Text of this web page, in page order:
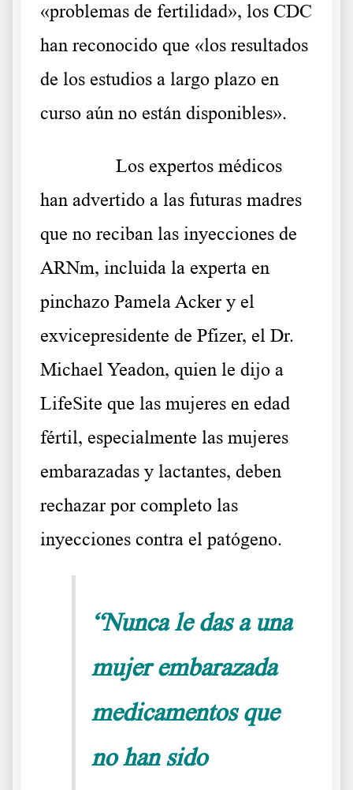
«problemas de fertilidad», los CDC
han reconocido que «los resultados
de los estudios a largo plazo en
curso aún no están disponibles».
Los expertos médicos
han advertido a las futuras madres
que no reciban las inyecciones de
ARNm, incluida la experta en
pinchazo Pamela Acker y el
exvicepresidente de Pfizer, el Dr.
Michael Yeadon, quien le dijo a
LifeSite que las mujeres en edad
fértil, especialmente las mujeres
embarazadas y lactantes, deben
rechazar por completo las
inyecciones contra el patógeno.
“Nunca le das a una
mujer embarazada
medicamentosque
no han sido